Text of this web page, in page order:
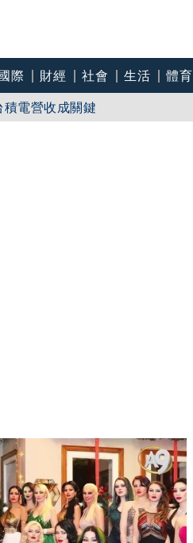
際 財經 社會 生活 體育
電營收成關鍵
、對台影響一次看